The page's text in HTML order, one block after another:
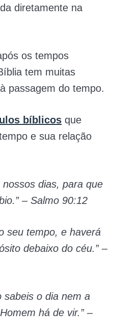
diretamente na
os tempos
tem muitas
passagem do tempo.
bíblicos que
e sua relação
dias, para que
– Salmo 90:12
seu tempo, e haverá
debaixo do céu.” –
sabeis o dia nem a
há de vir.” –